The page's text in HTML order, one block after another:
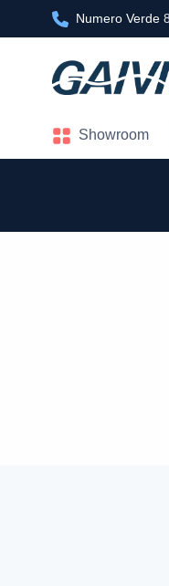
Numero Verde
Showroom